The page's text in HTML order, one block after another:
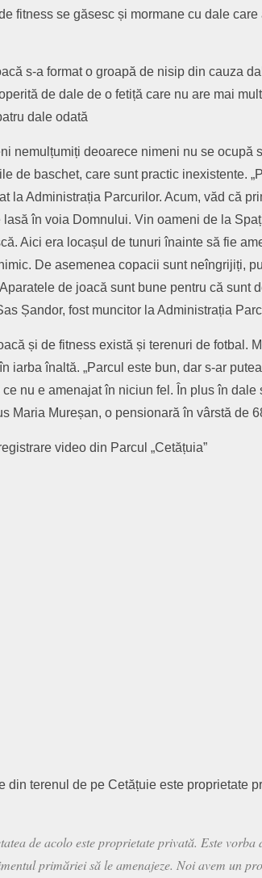
fitness se găsesc și mormane cu dale care
s-a format o groapă de nisip din cauza
de dale de o fetiță care nu are mai
dale odată
nemulțumiți deoarece nimeni nu se ocupă
de baschet, care sunt practic inexistente.
la Administrația Parcurilor. Acum, văd că
în voia Domnului. Vin oameni de la
Aici era locașul de tunuri înainte să fie
De asemenea copacii sunt neîngrijiți,
de joacă sunt bune pentru că sunt
Șandor, fost muncitor la Administrația
și de fitness există și terenuri de fotbal.
iarba înaltă. „Parcul este bun, dar s-ar
nu e amenajat în niciun fel. În plus în dale
Maria Mureșan, o pensionară în vârstă de
video din Parcul „Cetățuia”
din terenul de pe Cetățuie este proprietate
de acolo este proprietate privată. Este vorba
primăriei să le amenajeze. Noi avem un